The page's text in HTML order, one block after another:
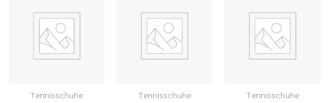
Tennisschuhe Tennisschuhe Tennisschuhe